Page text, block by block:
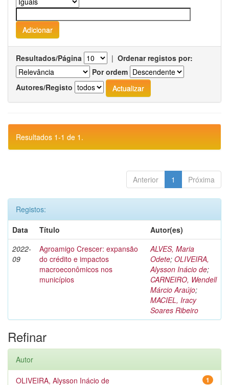
Resultados/Página | Ordenar registos por:
Por ordem
Autores/Registo
Resultados 1-1 de 1.
Anterior 1 Próxima
Registos:
Data
Título
Autor(es)
2022-
09
Agroamigo Crescer: expansão
do crédito e impactos
macroeconômicos nos
municípios
ALVES, Maria
Odete; OLIVEIRA,
Alysson Inácio de;
CARNEIRO, Wendell
Márcio Araújo;
MACIEL, Iracy
Soares Ribeiro
Refinar
Autor
1
OLIVEIRA, Alysson Inácio de